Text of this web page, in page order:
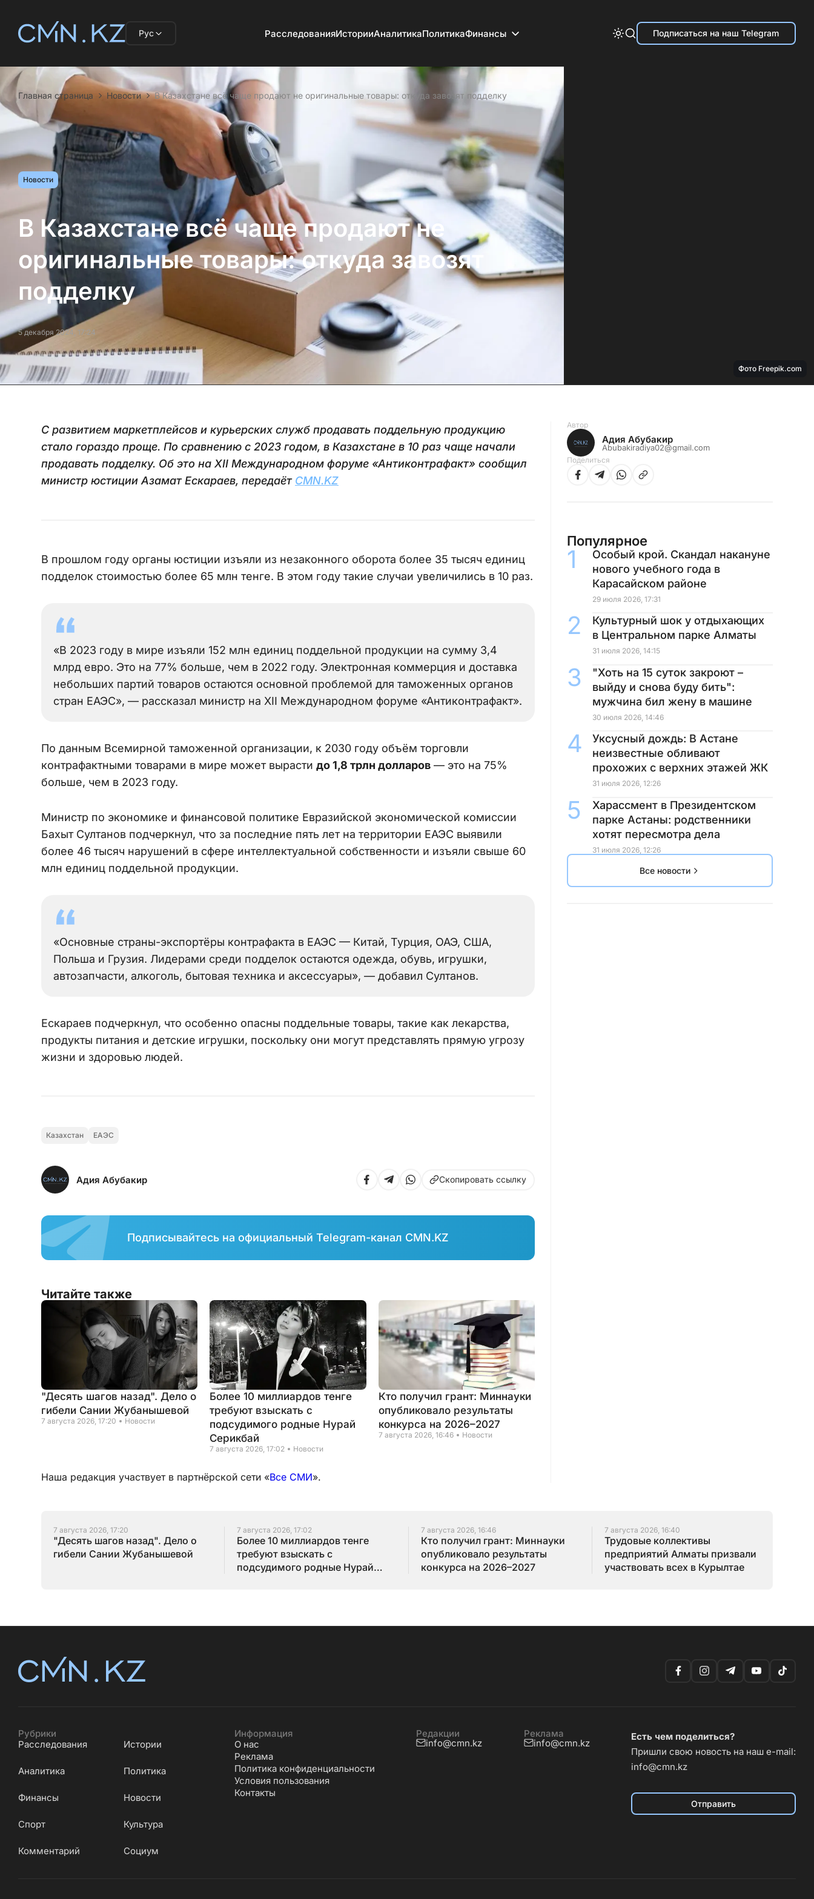
Рус РасследованияИсторииАналитикаПолитикаФинансы Подписаться на наш Telegram
Главная страница Новости В Казахстане всё чаще продают не оригинальные товары: откуда завозят подделку
Новости
В Казахстане всё чаще продают не
оригинальные товары: откуда завозят
подделку
5 декабря 2024, 17:24
Фото Freepik.com
С развитием маркетплейсов и курьерских служб продавать поддельную продукцию
стало гораздо проще. По сравнению с 2023 годом, в Казахстане в 10 раз чаще начали
продавать подделку. Об это на XII Международном форуме «Антиконтрафакт» сообщил
министр юстиции Азамат Ескараев, передаёт CMN.KZ
В прошлом году органы юстиции изъяли из незаконного оборота более 35 тысяч единиц
подделок стоимостью более 65 млн тенге. В этом году такие случаи увеличились в 10 раз.
«В 2023 году в мире изъяли 152 млн единиц поддельной продукции на сумму 3,4
млрд евро. Это на 77% больше, чем в 2022 году. Электронная коммерция и доставка
небольших партий товаров остаются основной проблемой для таможенных органов
стран ЕАЭС», — рассказал министр на XII Международном форуме «Антиконтрафакт».
По данным Всемирной таможенной организации, к 2030 году объём торговли
контрафактными товарами в мире может вырасти до 1,8 трлн долларов — это на 75%
больше, чем в 2023 году.
Министр по экономике и финансовой политике Евразийской экономической комиссии
Бахыт Султанов подчеркнул, что за последние пять лет на территории ЕАЭС выявили
более 46 тысяч нарушений в сфере интеллектуальной собственности и изъяли свыше 60
млн единиц поддельной продукции.
«Основные страны-экспортёры контрафакта в ЕАЭС — Китай, Турция, ОАЭ, США,
Польша и Грузия. Лидерами среди подделок остаются одежда, обувь, игрушки,
автозапчасти, алкоголь, бытовая техника и аксессуары», — добавил Султанов.
Ескараев подчеркнул, что особенно опасны поддельные товары, такие как лекарства,
продукты питания и детские игрушки, поскольку они могут представлять прямую угрозу
жизни и здоровью людей.
Казахстан ЕАЭС
Адия Абубакир Скопировать ссылку
Подписывайтесь на официальный Telegram-канал CMN.KZ
Читайте также
"Десять шагов назад". Дело о
гибели Сании Жубанышевой
7 августа 2026, 17:20 Новости
Более 10 миллиардов тенге
требуют взыскать с
подсудимого родные Нурай
Серикбай
7 августа 2026, 17:02 Новости
Кто получил грант: Миннауки
опубликовало результаты
конкурса на 2026–2027
7 августа 2026, 16:46 Новости
Наша редакция участвует в партнёрской сети «Все СМИ».
Автор
Адия Абубакир
Abubakiradiya02@gmail.com
Поделиться
Популярное
Особый крой. Скандал накануне
нового учебного года в
Карасайском районе
29 июля 2026, 17:31
Культурный шок у отдыхающих
в Центральном парке Алматы
31 июля 2026, 14:15
"Хоть на 15 суток закроют –
выйду и снова буду бить":
мужчина бил жену в машине
30 июля 2026, 14:46
Уксусный дождь: В Астане
неизвестные обливают
прохожих с верхних этажей ЖК
31 июля 2026, 12:26
Харассмент в Президентском
парке Астаны: родственники
хотят пересмотра дела
31 июля 2026, 12:26
Все новости
7 августа 2026, 17:20
"Десять шагов назад". Дело о
гибели Сании Жубанышевой
7 августа 2026, 17:02
Более 10 миллиардов тенге
требуют взыскать с
подсудимого родные Нурай
7 августа 2026, 16:46
Кто получил грант: Миннауки
опубликовало результаты
конкурса на 2026–2027
7 августа 2026, 16:40
Трудовые коллективы
предприятий Алматы призвали
участвовать всех в Курылтае
Рубрики
Расследования
Истории
Аналитика Политика
Финансы Новости
Cпорт Культура
Комментарий Социум
Информация
О нас
Реклама
Политика конфиденциальности
Условия пользования
Контакты
Редакции
info@cmn.kz
Реклама
info@cmn.kz
Есть чем поделиться?
Пришли свою новость на наш e-mail:
info@cmn.kz
Отправить